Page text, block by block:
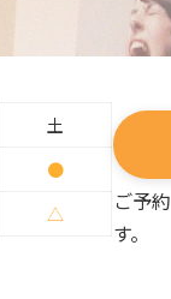
土
●
△
ご予
す。